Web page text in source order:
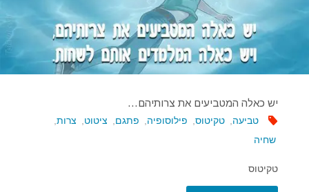
יש כאלה המטביעים את צרותיהם…
טביעה טקיטוס פילוסופיה פתגם ציטוט צרות,
שחיה
טקיטוס